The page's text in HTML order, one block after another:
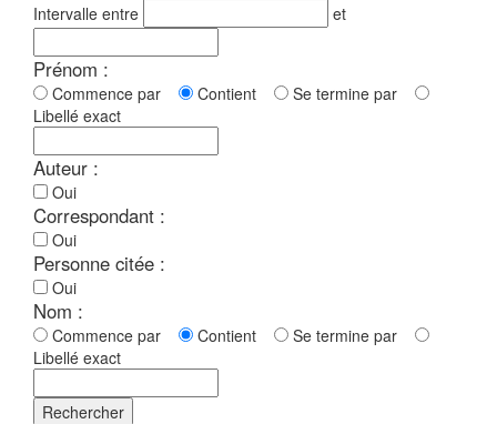
Intervalle entre et
Prénom :
Commence par Contient
Se termine par
Libellé exact
Auteur :
Oui
Correspondant :
Oui
Personne citée :
Oui
Nom :
Commence par Contient
Se termine par
Libellé exact
Rechercher